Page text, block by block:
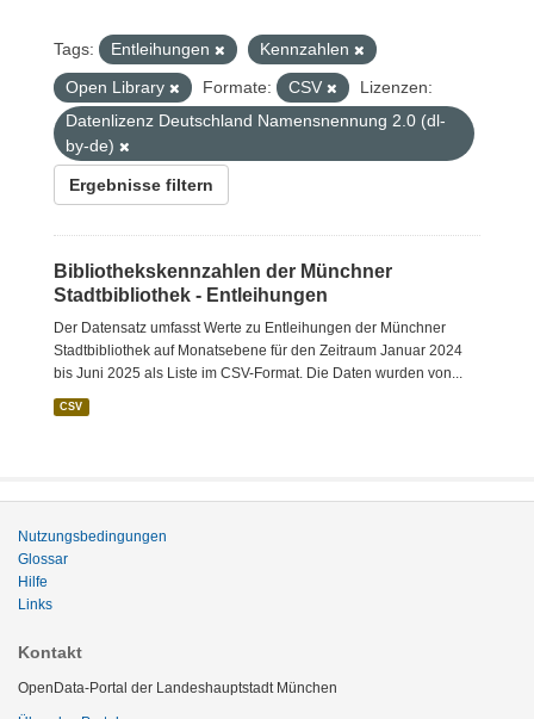
Tags: Entleihungen
Kennzahlen
Open Library
Formate: CSV
Lizenzen:
Datenlizenz Deutschland Namensnennung 2.0 (dl-
by-de)
Ergebnisse filtern
Bibliothekskennzahlen der Münchner
Stadtbibliothek - Entleihungen
Der Datensatz umfasst Werte zu Entleihungen der Münchner
Stadtbibliothek auf Monatsebene für den Zeitraum Januar 2024
bis Juni 2025 als Liste im CSV-Format. Die Daten wurden von...
CSV
Nutzungsbedingungen
Glossar
Hilfe
Links
Kontakt
OpenData-Portal der Landeshauptstadt München